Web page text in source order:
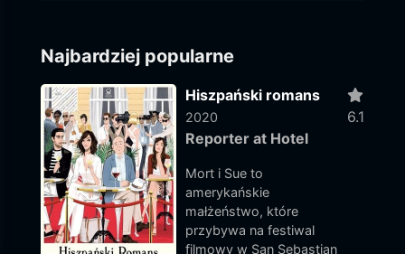
Najbardziej popularne
Hiszpański romans
2020
Reporter at Hotel
Mort i Sue to
amerykańskie
małżeństwo, które
przybywa na festiwal
filmowy w San Sebastian
6.1